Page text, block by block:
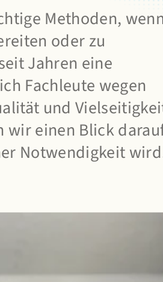
Methoden,
oder zu
Jahren eine
Fachleute wegen
und
wir einen Blick
Notwendigkeit